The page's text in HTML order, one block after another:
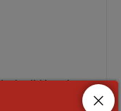
prihlásený